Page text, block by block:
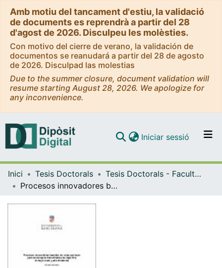
Amb motiu del tancament d'estiu, la validació
de documents es reprendrà a partir del 28
d'agost de 2026. Disculpeu les molèsties.
Con motivo del cierre de verano, la validación de
documentos se reanudará a partir del 28 de agosto
de 2026. Disculpad las molestias
Due to the summer closure, document validation will
resume starting August 28, 2026. We apologize for
any inconvenience.
Navega per tot el DD
Iniciar sessió (current)
Inici Tesis Doctorals
Tesis Doctorals - Facultat - Física
Procesos innovadores basados en rutas químicas para tecnologías fotovoltaicas de capa fina de bajo coste y alta eficiencia